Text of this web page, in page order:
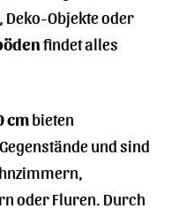
Deko-Objekte oder
findet alles
cmbieten
und sind
oder Fluren. Durch